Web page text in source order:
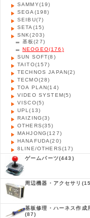
SAMMY(19)
SEGA (198)
SEIBU(7)
SETA (15)
SNK(203)
基板(27)
NEOGEO(176)
SUN SOFT(8)
TAITO(157)
TECHNOS JAPAN(2)
TECMO(28)
TOA PLAN(14)
VIDEO SYSTEM(5)
VISCO(5)
UPL(13)
RAIZING(3)
OTHERS(35)
MAHJONG(127)
HANAFUDA(20)
8LINE/OTHERS(17)
ゲームパーツ(443)
周辺機器・アクセサリ
基板修理・ハーネス作成
(87)